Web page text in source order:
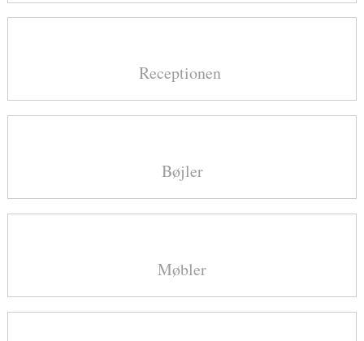
Receptionen ​​
Bøjler
Møbler